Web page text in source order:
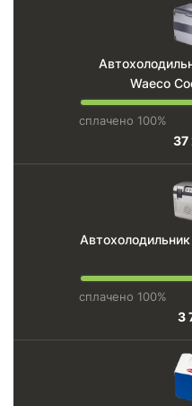
Waeco
сплачено 100%
37
сплачено 100%
3